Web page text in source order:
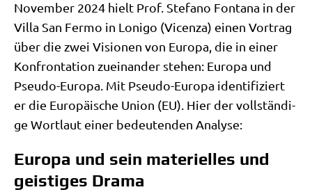
Novem­ber 2024 hielt Prof. Ste­fa­no Fon­ta­na in der
Vil­la San Fer­mo in Loni­go (Vicen­za) einen Vor­trag
über die zwei Visio­nen von Euro­pa, die in einer
Kon­fron­ta­ti­on zuein­an­der ste­hen: Euro­pa und
Pseu­do-Euro­pa. Mit Pseu­do-Euro­pa iden­ti­fi­ziert
er die Euro­päi­sche Uni­on (EU). Hier der voll­stän­di­
ge Wort­laut einer bedeu­ten­den Analyse:
Europa und sein materielles und
geistiges Drama